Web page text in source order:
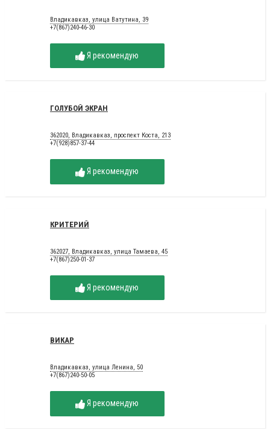
Владикавказ, улица Ватутина, 39
+7(867)240-46-30
Я рекомендую
ГОЛУБОЙ ЭКРАН
362020, Владикавказ, проспект Коста, 213
+7(928)857-37-44
Я рекомендую
КРИТЕРИЙ
362027, Владикавказ, улица Тамаева, 45
+7(867)250-01-37
Я рекомендую
ВИКАР
Владикавказ, улица Ленина, 50
+7(867)240-50-05
Я рекомендую